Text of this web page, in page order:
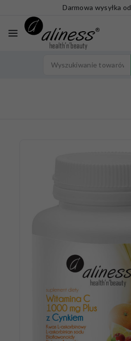
Darmowa wysyłka